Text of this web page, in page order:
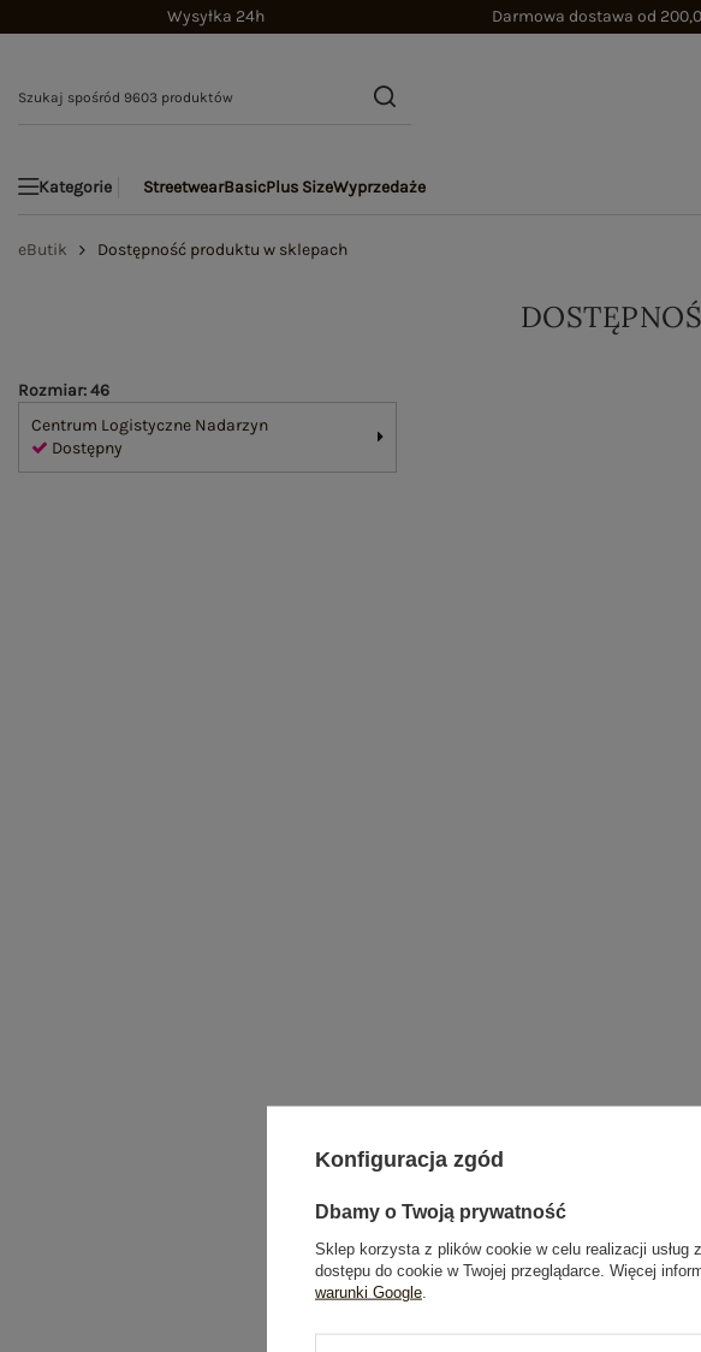
Wysyłka 24h Darmowa dostawa od
Kategorie StreetwearBasicPlus SizeWyprzedaże
eButik Dostępność produktu w sklepach
Rozmiar: 46
Centrum Logistyczne Nadarzyn
Dostępny
Konfiguracja zgód
Dbamy o Twoją prywatność
Sklep korzysta z plików cookie w celu realizacji usług
dostępu do cookie w Twojej przeglądarce. Więcej
warunki Google